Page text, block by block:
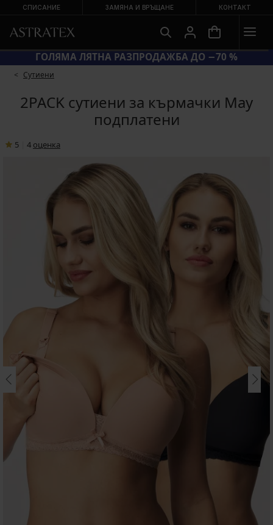
СПИСАНИЕ ЗАМЯНА И ВРЪЩАНЕ КОНТАКТ
КОД BRA20 = СУТИЕНИ −20 %
Сутиени
2PACK сутиени за кърмачки May
подплатени
5 4 oценка